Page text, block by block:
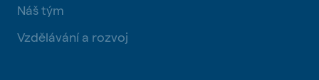
Náš tým
Vzdělávání a rozvoj